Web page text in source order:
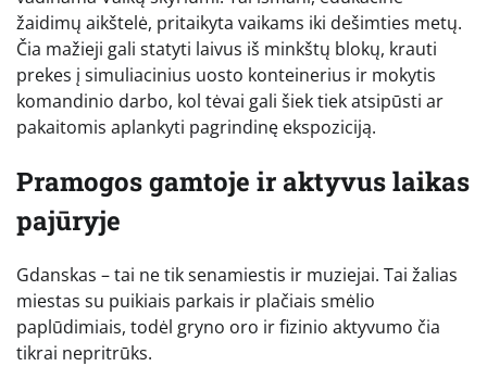
žaidimų aikštelė, pritaikyta vaikams iki dešimties metų.
Čia mažieji gali statyti laivus iš minkštų blokų, krauti
prekes į simuliacinius uosto konteinerius ir mokytis
komandinio darbo, kol tėvai gali šiek tiek atsipūsti ar
pakaitomis aplankyti pagrindinę ekspoziciją.
Pramogos gamtoje ir aktyvus laikas
pajūryje
Gdanskas – tai ne tik senamiestis ir muziejai. Tai žalias
miestas su puikiais parkais ir plačiais smėlio
paplūdimiais, todėl gryno oro ir fizinio aktyvumo čia
tikrai nepritrūks.